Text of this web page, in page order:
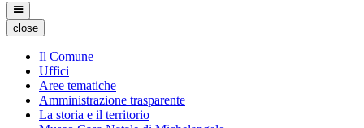
close
Il Comune
Uffici
Aree tematiche
Amministrazione trasparente
La storia e il territorio